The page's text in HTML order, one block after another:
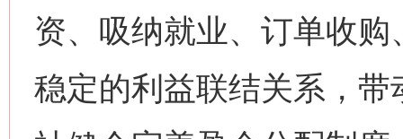
资、吸纳就业、订单收
稳定的利益联结关系，